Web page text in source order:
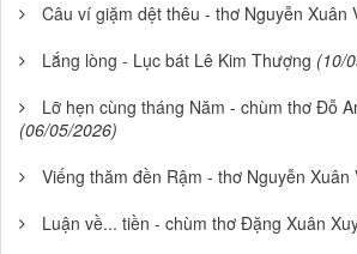
Câu ví giặm dệt thêu - thơ Nguyễn Xuân
Lắng lòng - Lục bát Lê Kim Thượng (10/
Lỡ hẹn cùng tháng Năm - chùm thơ Đỗ
(06/05/2026)
Viếng thăm đền Rậm - thơ Nguyễn Xuân
Luận về... tiền - chùm thơ Đặng Xuân